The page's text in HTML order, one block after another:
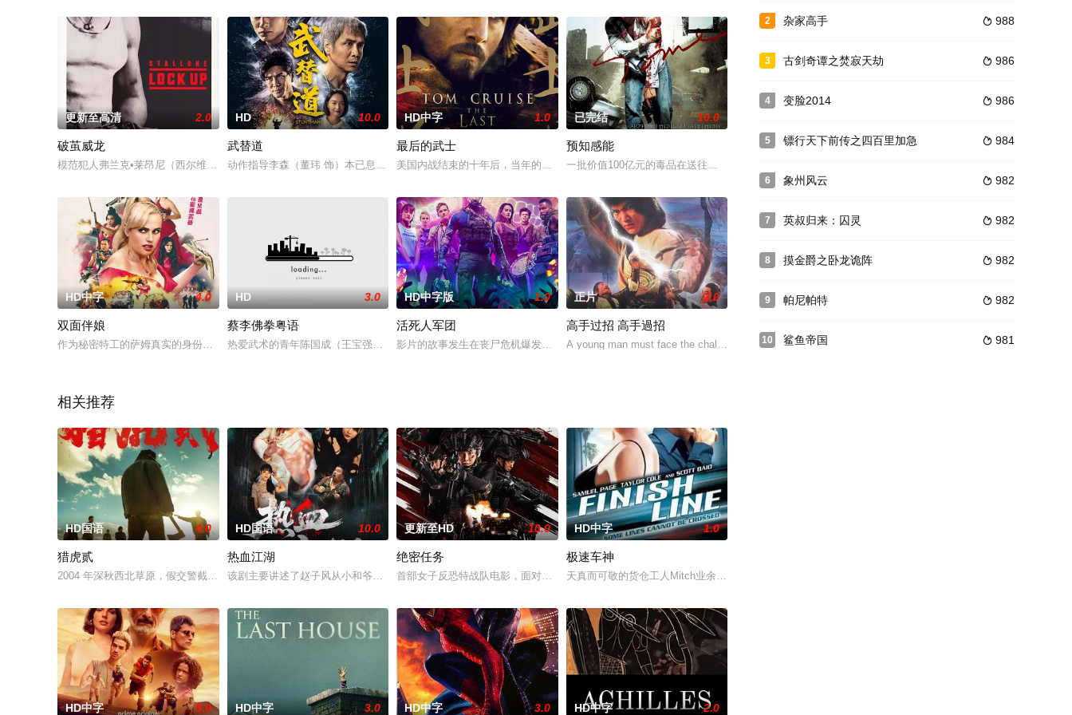
更新至高清 2.0
破茧威龙
模范犯人弗兰克•莱昂尼（西尔维斯特•史泰龙 Sylvester Stallone 饰）的刑期还剩半年，他定期可以外出与女友见面，这个昔日的修车技师看中了一
HD 10.0
武替道
动作指导李森（董玮 饰）本已息影多年，因昔日拍档导演欲完成人生最后一部作品才重出江湖；沉醉电影却苦无机会的动作演员李世龙（刘俊谦 饰），一直在理想与现实边
HD中字 1.0
最后的武士
美国内战结束的十年后，当年的南北战争英雄纳森（汤姆•克鲁斯 Tom Cruise）因无所事事而终日酗酒。一次偶然的机会，他结识了来美做生意的日
已完结 10.0
预知感能
一批价值100亿元的毒品在送往警察局的途中被抢走，警察局认为负责护送毒品的吴组长有最大嫌疑，并着手
HD中字 4.0
双面伴娘
作为秘密特工的萨姆真实的身份无法被别人知晓，哪怕是自己身边的好友都不知道。这次，萨姆面临一项艰巨且陌生的任务：为儿时最好的朋友当伴娘。从未参加过此类活动的
HD 3.0
蔡李佛拳粤语
热爱武术的青年陈国成（王宝强饰）从小在美国长大，他一度夺得大学校际拳击冠军。为了取得更高成就，他毅然返回家乡广东新会。谁知刚刚踏上祖国的土地，便遭遇接二连
HD中字版 1.0
活死人军团
影片的故事发生在丧尸危机爆发的拉斯维加斯，在此期间，一名男子集结一群雇佣兵进行最终的赌博，冒险进入隔离区，以进行有史以来最大的劫
正片 2.0
高手过招 高手過招
A young man must face the challenge of his life by battling against an evil w
相关推荐
HD国语 4.0
猎虎贰
2004 年深秋西北草原，假交警截停铜矿押运车，炸药破箱、两命陨灭，悍匪携枪遁入茫茫戈壁。刑警杨志刚凭现场足迹与痕迹精准锁凶，追凶途中接连牵出牧民灭口、矿
HD国语 10.0
热血江湖
该剧主要讲述了赵子风从小和爷爷在乡下习武，长大后从乡野来到大城市寻找自己的一处立足之地。在这样一个充满快节奏、充满利益的城市，子风十分迷茫，机缘巧合下这时
更新至HD 10.0
绝密任务
首部女子反恐特战队电影，面对恐怖主义恶势力，“最飒女子反恐特战队”临危受命，精英队长陈梓静（于文文 饰）率队员金凤（卢靖姗 饰）、齐燕
HD中字 1.0
极速车神
天真而可敬的货仓工人Mitch业余时是个赛车手，他一直的梦想是参加职业比赛。当富翁Frank Chase以高薪
HD中字 5.0 HD中字 3.0 HD中字 3.0 HD中字 2.0
2  988
杂家高手
3  986
古剑奇谭之焚寂天劫
4  986
变脸2014
5  984
镖行天下前传之四百里加急
6  982
象州风云
7  982
英叔归来：囚灵
8  982
摸金爵之卧龙诡阵
9  982
帕尼帕特
10  981
鲨鱼帝国